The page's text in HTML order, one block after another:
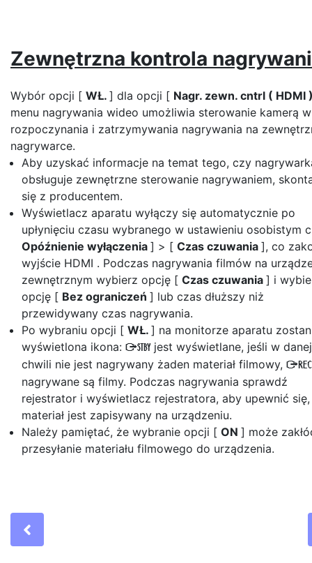
Zewnętrzna kontrola
Wybór opcji [ WŁ. ] dla opcji [ Nagr. zewn. cntrl ( HDMI
menu nagrywania wideo umożliwia sterowanie kamerą
rozpoczynania i zatrzymywania nagrywania na
nagrywarce.
Aby uzyskać informacje na temat tego, czy
obsługuje zewnętrzne sterowanie nagrywaniem,
się z producentem.
Wyświetlacz aparatu wyłączy się automatycznie po
upłynięciu czasu wybranego w ustawieniu osobistym
Opóźnienie wyłączenia ] > [ Czas czuwania ], co
wyjście HDMI . Podczas nagrywania filmów na
zewnętrznym wybierz opcję [ Czas czuwania ] i
opcję [ Bez ograniczeń ] lub czas dłuższy niż
przewidywany czas nagrywania.
Po wybraniu opcji [ WŁ. ] na monitorze aparatu
wyświetlona ikona: A jest wyświetlane, jeśli w danej
chwili nie jest nagrywany żaden materiał filmowy,
nagrywane są filmy. Podczas nagrywania sprawdź
rejestrator i wyświetlacz rejestratora, aby upewnić
materiał jest zapisywany na urządzeniu.
Należy pamiętać, że wybranie opcji [ ON ] może
przesyłanie materiału filmowego do urządzenia.